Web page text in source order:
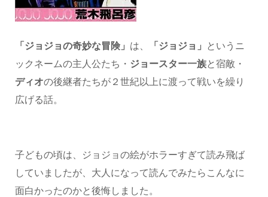
「ジョジョの奇妙な冒険」 は、 「ジョジョ」
というニ
ックネームの主人公たち・ ジョースター一族と宿敵・
ディオの後継者たちが２世紀以上に渡って戦いを繰り
広げる話。
子どもの頃は、ジョジョの絵がホラーすぎて読み飛ば
していましたが、大人になって読んでみたらこんなに
面白かったのかと後悔しました。